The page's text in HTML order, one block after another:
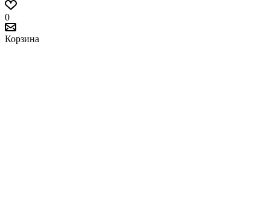
0
Корзина